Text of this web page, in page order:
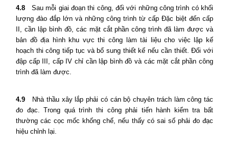
4.8
Sau mỗi giai đoạn thi công, đối với những công trình có khối
lượng đào đắp lớn và những công trình từ cấp Đặc biệt đến cấp
II, cần lập bình đồ, các mặt cắt phần công trình đã làm được và
bản đồ địa hình khu vực thi công làm tài liệu cho việc lập kế
hoạch thi công tiếp tục và bổ sung thiết kế nếu cần thiết. Đối với
đập cấp III, cấp IV chỉ cần lập bình đồ và các mặt cắt phần công
trình đã làm được.
4.9
Nhà thầu xây lắp phải có cán bộ chuyên trách làm công tác
đo đạc. Trong quá trình thi công phải tiến hành kiểm tra bất
thường các cọc mốc khống chế, nếu thấy có sai số phải đo đạc
hiệu chỉnh lại.